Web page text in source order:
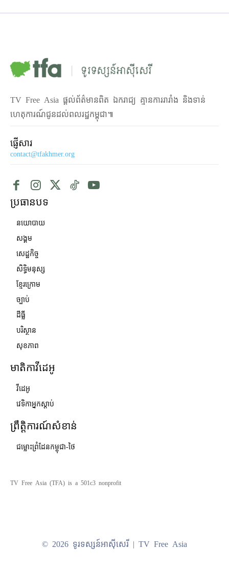
TV Free Asia ផ្ដល់ព័ត៌មានពិត ឯករាជ្យ គ្មានការរារាំង និងទាន់
ហេតុការណ៍ជូនដល់ពលរដ្ឋកម្ពុជា៕
ផ្ញើសារ
contact@tfakhmer.org
ប្រធានបទ
នយោបាយ
សង្គម
សេដ្ឋកិច្ច
សិទ្ធិមនុស្ស
ខ្មែរក្រោម
ច្បាប់
ដីធ្លី
បរិស្ថាន
សុខភាព
មាតិកាវីដេអូ
វីដេអូ
វេទិកាអ្នកស្ដាប់
ព្រឹត្តិការណ៍សំខាន់
ជម្លោះព្រំដែនកម្ពុជា-ថៃ
TV Free Asia (TFA) is a 501c3 nonprofit
© 2026 ទូរទស្សន៍អាស៊ីសេរី | TV Free Asia